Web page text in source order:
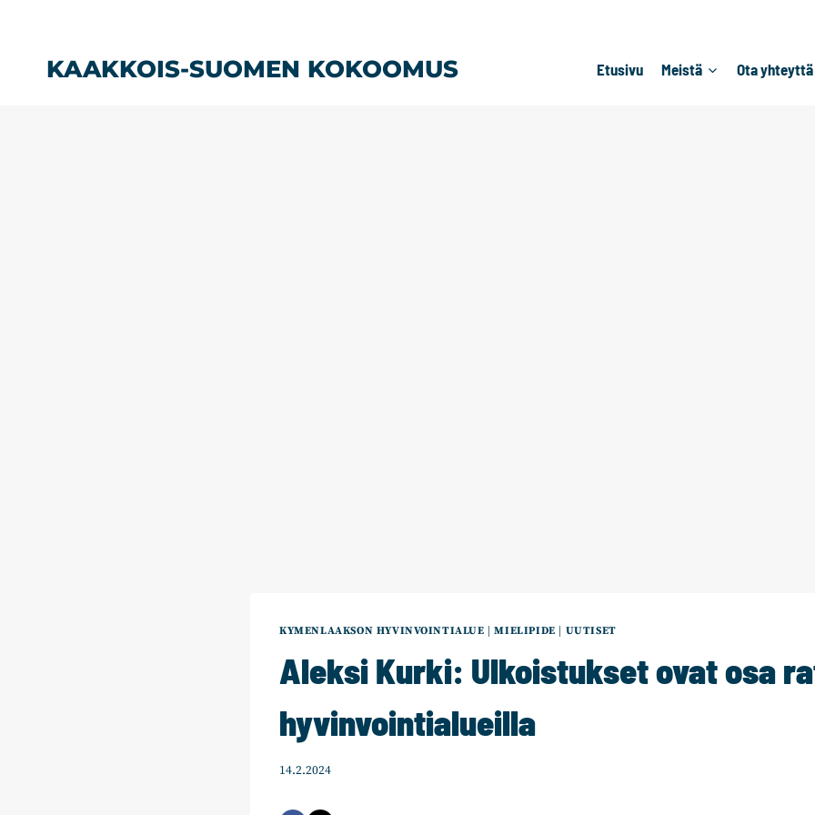
KAAKKOIS-SUOMEN KOKOOMUS Etusivu Meistä Ota yhteyttä
KYMENLAAKSON HYVINVOINTIALUE |MIELIPIDE UUTISET
Aleksi Kurki: Ulkoistukset ovat osa
hyvinvointialueilla
14.2.2024